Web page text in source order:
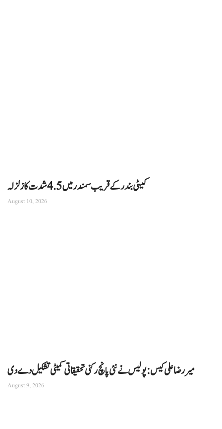
کیٹی بندر کے قریب سمندر میں 4.5 شدت کا زلزلہ
August 10, 2026
میر رضا علی کیس: پولیس نے نئی پانچ رکنی تحقیقاتی کمیٹی تشکیل دے دی
August 9, 2026